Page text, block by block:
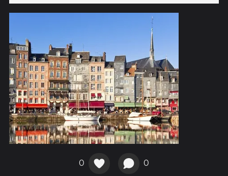
0 0